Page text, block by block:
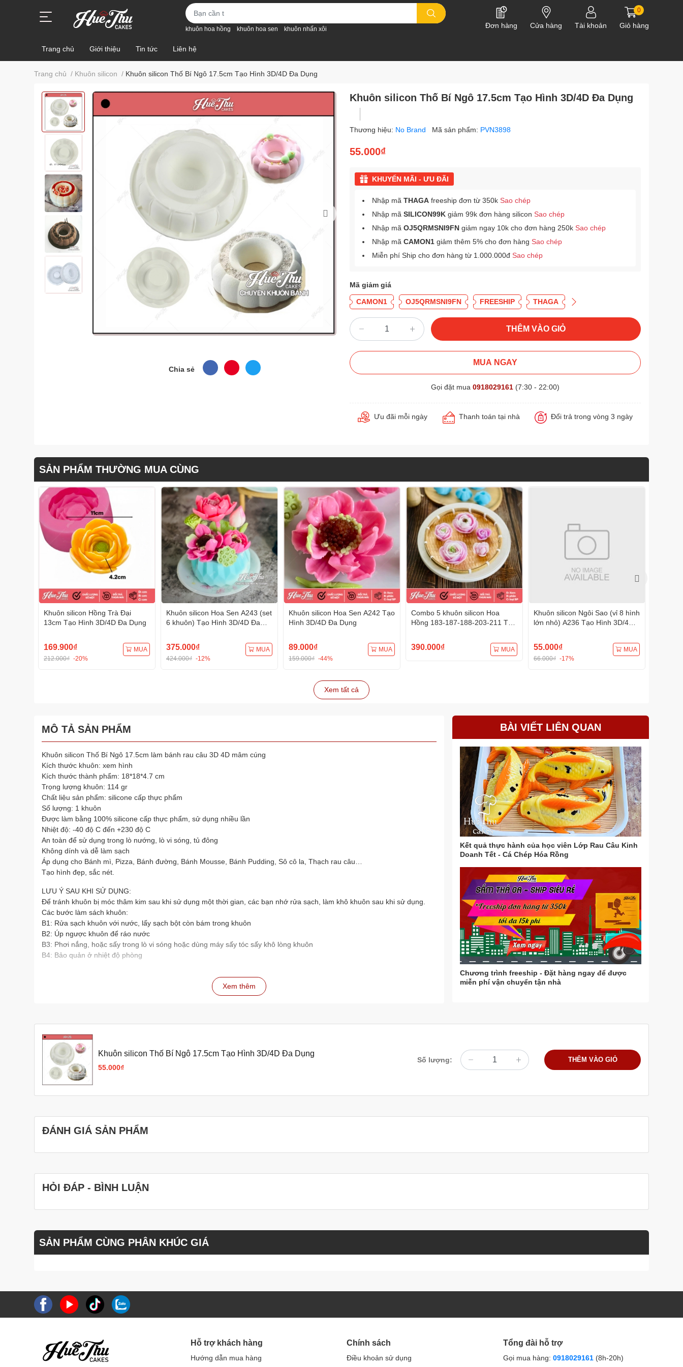
khuôn hoa hồng khuôn hoa sen khuôn nhấn xôi Đơn hàng Cửa hàng Tài khoản
0
Giỏ hàng
Trang chủ Giới thiệu Tin tức Liên hệ
Trang chủ / Khuôn silicon / Khuôn silicon Thố Bí Ngô 17.5cm Tạo Hình 3D/4D Đa Dụng
Chia sẻ
Khuôn silicon Thố Bí Ngô 17.5cm Tạo Hình 3D/4D Đa Dụng
Thương hiệu: No Brand Mã sản phẩm: PVN3898
55.000₫
KHUYẾN MÃI - ƯU ĐÃI
Nhập mã THAGA freeship đơn từ 350k Sao chép
Nhập mã SILICON99K giảm 99k đơn hàng silicon Sao chép
Nhập mã OJ5QRMSNI9FN giảm ngay 10k cho đơn hàng 250k Sao chép
Nhập mã CAMON1 giảm thêm 5% cho đơn hàng Sao chép
Miễn phí Ship cho đơn hàng từ 1.000.000đ Sao chép
Mã giảm giá
CAMON1 OJ5QRMSNI9FN FREESHIP THAGA
THÊM VÀO GIỎ
MUA NGAY
Gọi đặt mua 0918029161 (7:30 - 22:00)
Ưu đãi mỗi ngày Thanh toán tại nhà Đổi trả trong vòng 3 ngày
SẢN PHẨM THƯỜNG MUA CÙNG
Khuôn silicon Hồng Trà Đại
13cm Tạo Hình 3D/4D Đa Dụng
169.900₫
212.000₫ -20%
MUA
Khuôn silicon Hoa Sen A243 (set
6 khuôn) Tạo Hình 3D/4D Đa
375.000₫
424.000₫ -12%
MUA
Khuôn silicon Hoa Sen A242 Tạo
Hình 3D/4D Đa Dụng
89.000₫
159.000₫ -44%
MUA
Combo 5 khuôn silicon Hoa
Hồng 183-187-188-203-211 Tạo
390.000₫ MUA
Khuôn silicon Ngôi Sao (vỉ 8 hình
lớn nhỏ) A236 Tạo Hình 3D/4D
55.000₫
66.000₫ -17%
MUA
Xem tất cả
MÔ TẢ SẢN PHẨM
Khuôn silicon Thố Bí Ngô 17.5cm làm bánh rau câu 3D 4D mâm cúng
Kích thước khuôn: xem hình
Kích thước thành phẩm: 18*18*4.7 cm
Trọng lượng khuôn: 114 gr
Chất liệu sản phẩm: silicone cấp thực phẩm
Số lượng: 1 khuôn
Được làm bằng 100% silicone cấp thực phẩm, sử dụng nhiều lần
Nhiệt độ: -40 độ C đến +230 độ C
An toàn để sử dụng trong lò nướng, lò vi sóng, tủ đông
Không dính và dễ làm sạch
Áp dụng cho Bánh mì, Pizza, Bánh đường, Bánh Mousse, Bánh Pudding, Sô cô la, Thạch rau câu…
Tạo hình đẹp, sắc nét.
LƯU Ý SAU KHI SỬ DỤNG:
Để tránh khuôn bị móc thâm kim sau khi sử dụng một thời gian, các bạn nhớ rửa sạch, làm khô khuôn sau khi sử dụng.
Các bước làm sách khuôn:
B1: Rửa sạch khuôn với nước, lấy sạch bột còn bám trong khuôn
B2: Úp ngược khuôn để ráo nước
B3: Phơi nắng, hoặc sấy trong lò vi sóng hoặc dùng máy sấy tóc sấy khô lòng khuôn
B4: Bảo quản ở nhiệt độ phòng
Xem thêm
BÀI VIẾT LIÊN QUAN
Kết quả thực hành của học viên Lớp Rau Câu Kinh
Doanh Tết - Cá Chép Hóa Rồng
Chương trình freeship - Đặt hàng ngay để được
miễn phí vận chuyển tận nhà
Khuôn silicon Thố Bí Ngô 17.5cm Tạo Hình 3D/4D Đa Dụng
55.000₫
Số lượng: THÊM VÀO GIỎ
ĐÁNH GIÁ SẢN PHẨM
HỎI ĐÁP - BÌNH LUẬN
SẢN PHẨM CÙNG PHÂN KHÚC GIÁ
Hỗ trợ khách hàng
Hướng dẫn mua hàng
Chính sách
Điều khoản sử dụng
Tổng đài hỗ trợ
Gọi mua hàng: 0918029161 (8h-20h)